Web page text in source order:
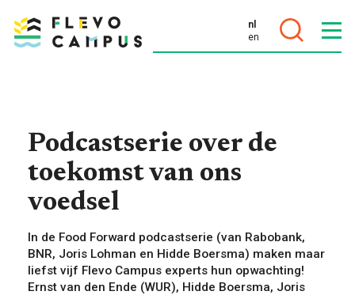
PROGRAMMA’S
nl
en
Podcastserie over de
toekomst van ons
voedsel
In de Food Forward podcastserie (van Rabobank,
BNR, Joris Lohman en Hidde Boersma) maken maar
liefst vijf Flevo Campus experts hun opwachting!
Ernst van den Ende (WUR), Hidde Boersma, Joris